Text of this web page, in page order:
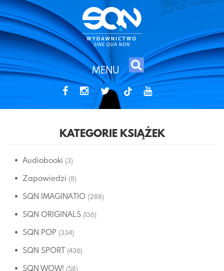
MENU
tiktok
KATEGORIE KSIĄŻEK
Audiobooki (3)
Zapowiedzi (8)
SQN IMAGINATIO (288)
SQN ORIGINALS (136)
SQN POP (334)
SQN SPORT (436)
SQN WOW! (58)